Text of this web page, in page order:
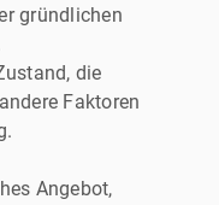
gründlichen
die
Faktoren
Angebot,